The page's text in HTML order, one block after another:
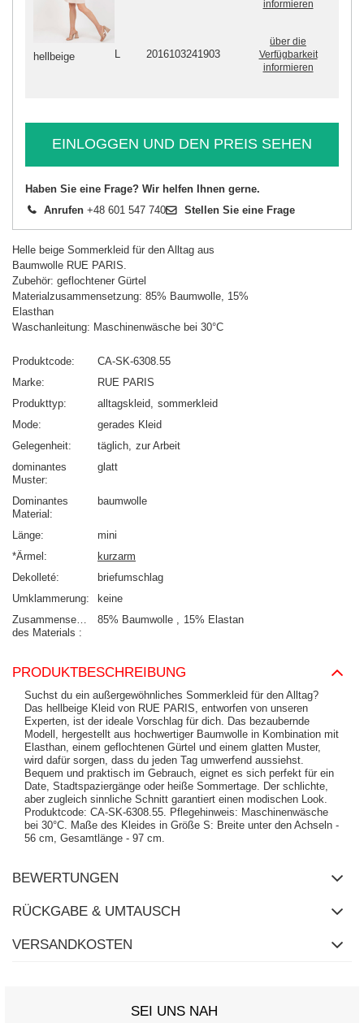
hellbeige
informieren
2016103241903
über die
Verfügbarkeit
informieren
EINLOGGEN UND DEN PREIS SEHEN
Haben Sie eine Frage? Wir helfen Ihnen gerne.
Anrufen +48 601 547 740 Stellen Sie eine Frage
Helle beige Sommerkleid für den Alltag aus
Baumwolle RUE PARIS.
Zubehör: geflochtener Gürtel
Materialzusammensetzung: 85% Baumwolle, 15%
Elasthan
Waschanleitung: Maschinenwäsche bei 30°C
Produktcode
CA-SK-6308.55
Marke
RUE PARIS
Produkttyp
alltagskleid
sommerkleid
Mode
gerades Kleid
Gelegenheit
täglich zur Arbeit
dominantes
Muster
glatt
Dominantes
Material
baumwolle
Länge
mini
*Ärmel
kurzarm
Dekolleté
briefumschlag
Umklammerung
keine
Zusammensetzung
des Materials
85% Baumwolle 15% Elastan
PRODUKTBESCHREIBUNG
Suchst du ein außergewöhnliches Sommerkleid für den Alltag?
Das hellbeige Kleid von RUE PARIS, entworfen von unseren
Experten, ist der ideale Vorschlag für dich. Das bezaubernde
Modell, hergestellt aus hochwertiger Baumwolle in Kombination mit
Elasthan, einem geflochtenen Gürtel und einem glatten Muster,
wird dafür sorgen, dass du jeden Tag umwerfend aussiehst.
Bequem und praktisch im Gebrauch, eignet es sich perfekt für ein
Date, Stadtspaziergänge oder heiße Sommertage. Der schlichte,
aber zugleich sinnliche Schnitt garantiert einen modischen Look.
Produktcode: CA-SK-6308.55. Pflegehinweis: Maschinenwäsche
bei 30°C. Maße des Kleides in Größe S: Breite unter den Achseln -
56 cm, Gesamtlänge - 97 cm.
BEWERTUNGEN
RÜCKGABE & UMTAUSCH
VERSANDKOSTEN
SEI UNS NAH